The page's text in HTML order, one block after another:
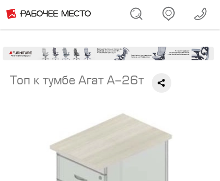
Топ к тумбе Агат А-26т